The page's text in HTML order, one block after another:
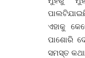
ଏହାକୁ
ପାଶୋରି
ସମସ୍ତ